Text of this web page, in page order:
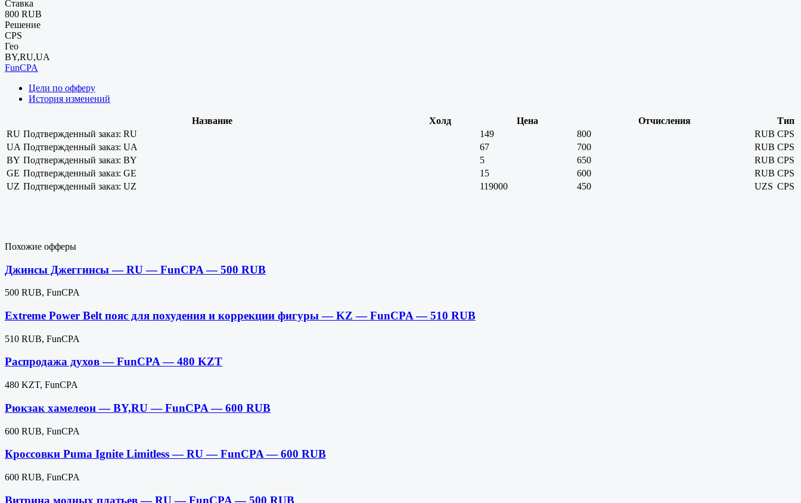
Ставка
800 RUB
Решение
CPS
Гео
BY,RU,UA
FunCPA
Цели по офферу
История изменений
Название Холд Цена Отчисления
Тип
RU Подтвержденный заказ: RU 149 800 RUB CPS
UA Подтвержденный заказ: UA 67 700 RUB CPS
BY Подтвержденный заказ: BY 5 650 RUB CPS
GE Подтвержденный заказ: GE 15 600 RUB CPS
UZ Подтвержденный заказ: UZ 119000 450 UZS CPS
Похожие офферы
Джинсы Джеггинсы — RU — FunCPA — 500 RUB
500 RUB, FunCPA
Extreme Power Belt пояс для похудения и коррекции фигуры — KZ — FunCPA — 510 RUB
510 RUB, FunCPA
Распродажа духов — FunCPA — 480 KZT
480 KZT, FunCPA
Рюкзак хамелеон — BY,RU — FunCPA — 600 RUB
600 RUB, FunCPA
Кроссовки Puma Ignite Limitless — RU — FunCPA — 600 RUB
600 RUB, FunCPA
Витрина модных платьев — RU — FunCPA — 500 RUB